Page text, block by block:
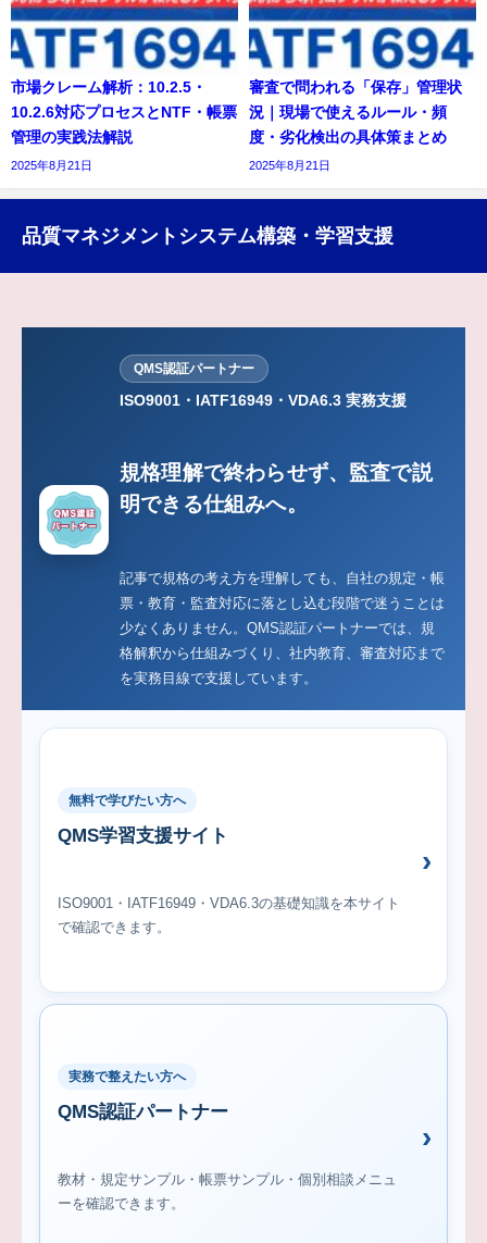
市場クレーム解析：10.2.5・
10.2.6対応プロセスとNTF・帳票
管理の実践法解説
2025年8月21日
審査で問われる「保存」管理状
況｜現場で使えるルール・頻
度・劣化検出の具体策まとめ
2025年8月21日
品質マネジメントシステム構築・学習支援
QMS認証パートナー
ISO9001・IATF16949・VDA6.3 実務支援
規格理解で終わらせず、監査で説
明できる仕組みへ。
記事で規格の考え方を理解しても、自社の規定・帳
票・教育・監査対応に落とし込む段階で迷うことは
少なくありません。QMS認証パートナーでは、規
格解釈から仕組みづくり、社内教育、審査対応まで
を実務目線で支援しています。
無料で学びたい方へ
QMS学習支援サイト
ISO9001・IATF16949・VDA6.3の基礎知識を本サイト
で確認できます。
実務で整えたい方へ
QMS認証パートナー
教材・規定サンプル・帳票サンプル・個別相談メニュ
ーを確認できます。